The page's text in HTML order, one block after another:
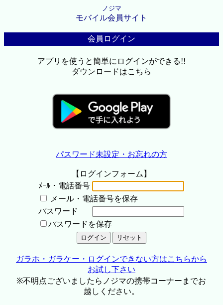
ノジマ
モバイル会員サイト
会員ログイン
アプリを使うと簡単にログインができる!!
ダウンロードはこちら
パスワード未設定・お忘れの方
【ログインフォーム】
ﾒｰﾙ・電話番号
メール・電話番号を保存
パスワード
パスワードを保存
ガラホ・ガラケー・ログインできない方はこちらから
お試し下さい
※不明点ございましたらノジマの携帯コーナーまでお
越しください。